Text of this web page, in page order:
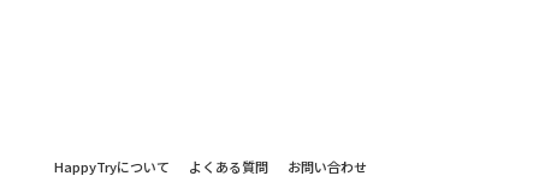
HappyTryについて よくある質問
お問い合わせ